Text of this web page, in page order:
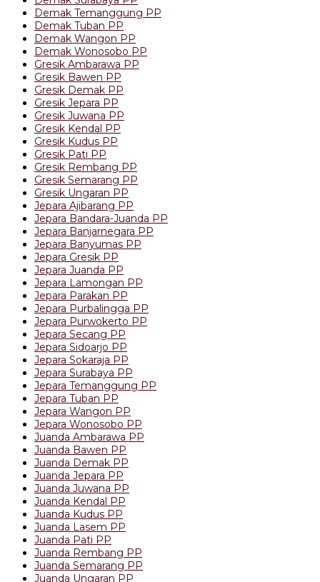
Demak Temanggung PP
Demak Tuban PP
Demak Wangon PP
Demak Wonosobo PP
Gresik Ambarawa PP
Gresik Bawen PP
Gresik Demak PP
Gresik Jepara PP
Gresik Juwana PP
Gresik Kendal PP
Gresik Kudus PP
Gresik Pati PP
Gresik Rembang PP
Gresik Semarang PP
Gresik Ungaran PP
Jepara Ajibarang PP
Jepara Bandara-Juanda PP
Jepara Banjarnegara PP
Jepara Banyumas PP
Jepara Gresik PP
Jepara Juanda PP
Jepara Lamongan PP
Jepara Parakan PP
Jepara Purbalingga PP
Jepara Purwokerto PP
Jepara Secang PP
Jepara Sidoarjo PP
Jepara Sokaraja PP
Jepara Surabaya PP
Jepara Temanggung PP
Jepara Tuban PP
Jepara Wangon PP
Jepara Wonosobo PP
Juanda Ambarawa PP
Juanda Bawen PP
Juanda Demak PP
Juanda Jepara PP
Juanda Juwana PP
Juanda Kendal PP
Juanda Kudus PP
Juanda Lasem PP
Juanda Pati PP
Juanda Rembang PP
Juanda Semarang PP
Juanda Ungaran PP